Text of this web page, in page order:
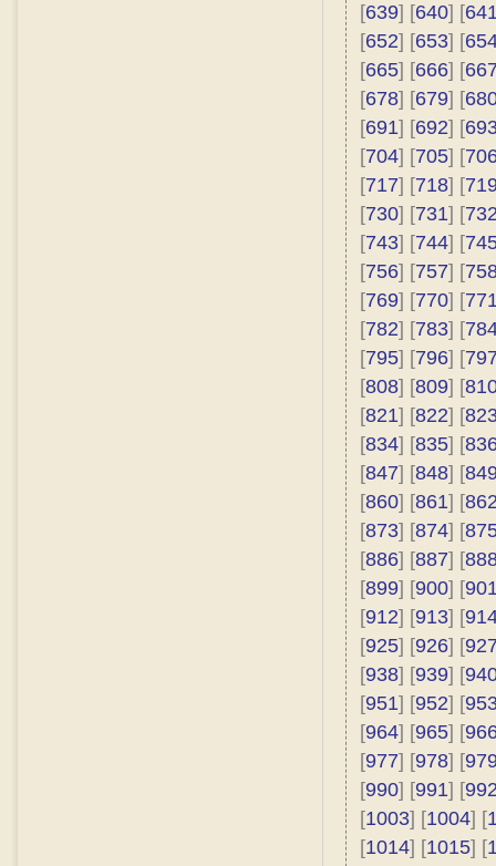
[639] [640] [
[652] [653] [
[665] [666] [
[678] [679] [
[691] [692] [
[704] [705] [
[717] [718] [
[730] [731] [
[743] [744] [
[756] [757] [
[769] [770] [
[782] [783] [
[795] [796] [
[808] [809] [
[821] [822] [
[834] [835] [
[847] [848] [
[860] [861] [
[873] [874] [
[886] [887] [
[899] [900] [
[912] [913] [
[925] [926] [
[938] [939] [
[951] [952] [
[964] [965] [
[977] [978] [
[990] [991] [
[1003] [1004] [
[1014] [1015] [